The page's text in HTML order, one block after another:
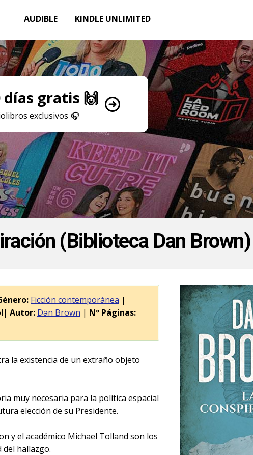
AUDIBLE KINDLE UNLIMITED
gratis 🙌
exclusivos 🎧
(Biblioteca Dan Brown)
Ficción contemporánea |
Autor: Dan Brown | Nº Páginas:
la existencia de un extraño objeto
muy necesaria para la política espacial
elección de su Presidente.
y el académico Michael Tolland son los
hallazgo.